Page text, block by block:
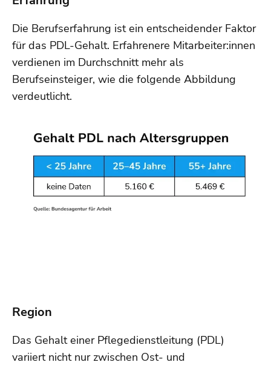
Die Berufserfahrung ist ein entscheidender Faktor
für das PDL-Gehalt. Erfahrenere Mitarbeiter:innen
verdienen im Durchschnitt mehr als
Berufseinsteiger, wie die folgende Abbildung
verdeutlicht.
Region
Das Gehalt einer Pflegedienstleitung (PDL)
variiert nicht nur zwischen Ost- und